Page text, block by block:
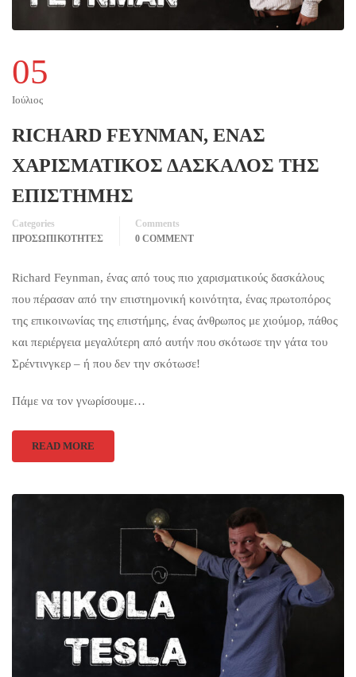
05
Ιούλιος
RICHARD FEYNMAN, ΕΝΑΣ
ΧΑΡΙΣΜΑΤΙΚΟΣ ΔΑΣΚΑΛΟΣ ΤΗΣ
ΕΠΙΣΤΗΜΗΣ
Categories
ΠΡΟΣΩΠΙΚΟΤΗΤΕΣ
Comments
0 COMMENT
Richard Feynman, ένας από τους πιο χαρισματικούς δασκάλους
που πέρασαν από την επιστημονική κοινότητα, ένας πρωτοπόρος
της επικοινωνίας της επιστήμης, ένας άνθρωπος με χιούμορ, πάθος
και περιέργεια μεγαλύτερη από αυτήν που σκότωσε την γάτα του
Σρέντινγκερ – ή που δεν την σκότωσε!
Πάμε να τον γνωρίσουμε…
READ MORE